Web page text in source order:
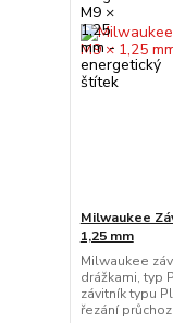
Milwaukee
1,25 mm
Milwaukee
drážkami, typ
závitník typu
řezání